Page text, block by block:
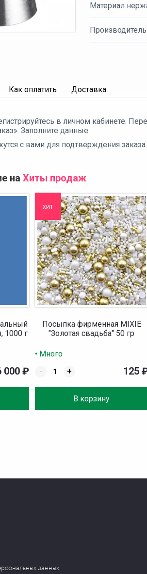
Материал
Как оплатить Доставка
в личном кабинете.
Заполните данные.
с вами для подтверждения заказа
на Хиты продаж
1000 г
000₽
хит
Посыпка фирменная MIXIE
"Золотая свадьба" 50 гр
• Много
-
+
В корзину
125
данных